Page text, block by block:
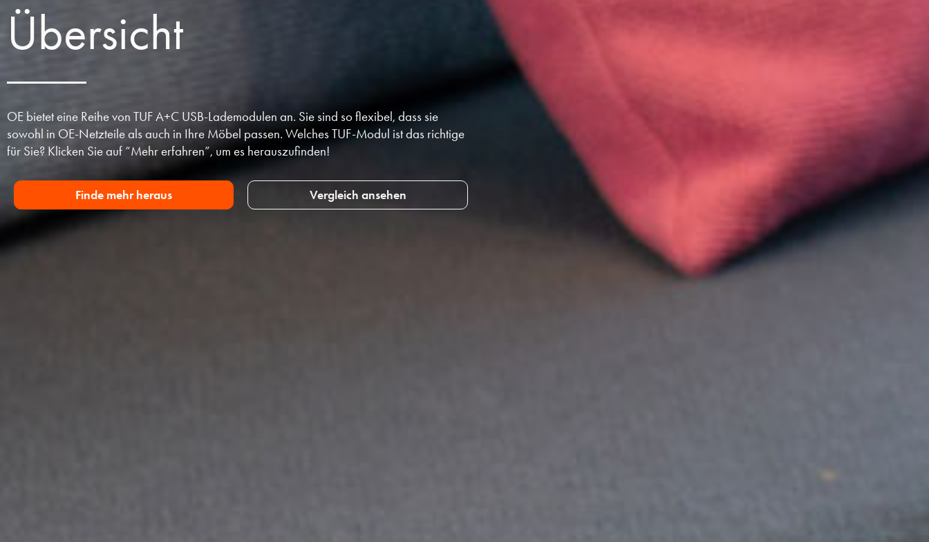
Übersicht
OE bietet eine Reihe von TUF A+C USB-Lademodulen an. Sie sind so flexibel, dass sie
sowohl in OE-Netzteile als auch in Ihre Möbel passen. Welches TUF-Modul ist das richtige
für Sie? Klicken Sie auf “Mehr erfahren”, um es herauszufinden!
Finde mehr heraus Vergleich ansehen